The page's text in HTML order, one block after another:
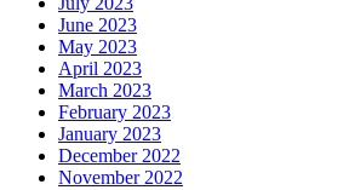
June 2023
May 2023
April 2023
March 2023
February 2023
January 2023
December 2022
November 2022